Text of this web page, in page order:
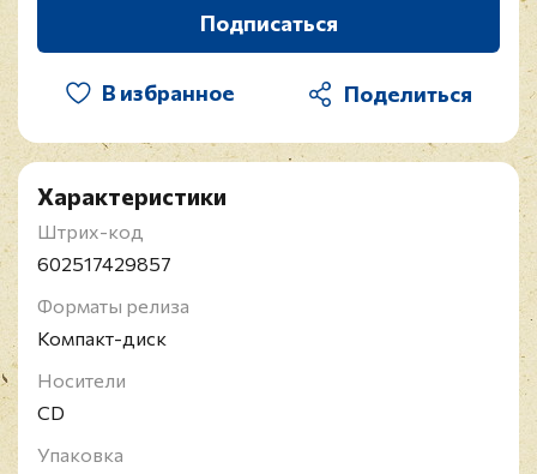
Подписаться
В избранное
Характеристики
Штрих-код
602517429857
Форматы релиза
Компакт-диск
Носители
CD
Упаковка